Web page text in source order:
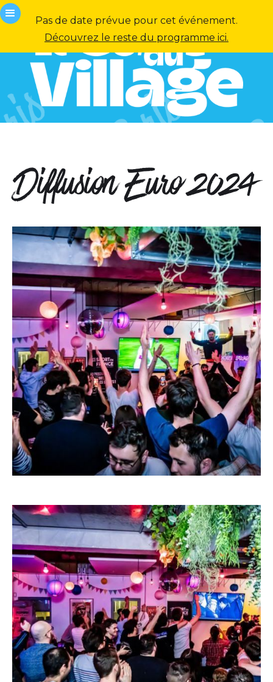
Pas de date prévue pour cet événement.
Découvrez le reste du programme ici.
Diffusion Euro 2024